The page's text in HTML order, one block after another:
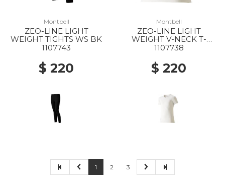
Montbell
ZEO-LINE LIGHT
WEIGHT TIGHTS WS BK
1107743
$ 220
Montbell
ZEO-LINE LIGHT
WEIGHT V-NECK T-
SHIRT MS WT
1107738
$ 220
1 2 3